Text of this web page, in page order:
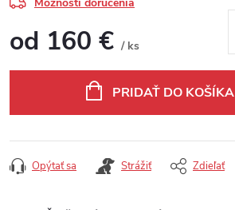
od 160 € / ks
PRIDAŤ DO KOŠÍKA
Opýtať sa Strážiť Zdieľať